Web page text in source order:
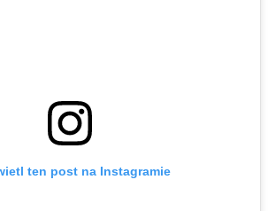
ten post na Instagramie